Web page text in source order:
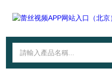
Warning: mkdir(): No space left on
file_put_contents(./
failed to open stream: No such file